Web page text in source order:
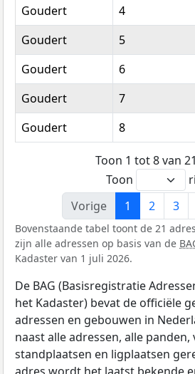
Goudert
4
Goudert
5
Goudert
6
Goudert
7
Goudert
8
Toon 1 tot 8 van
Toon
Vorige
1 2 3
Bovenstaande tabel toont de 21
zijn alle adressen op basis van de
Kadaster van 1 juli 2026.
De BAG (Basisregistratie
het Kadaster) bevat de officiële
adressen en gebouwen in
naast alle adressen, alle
standplaatsen en ligplaatsen